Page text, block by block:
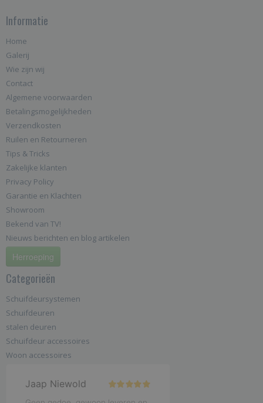
Informatie
Home
Galerij
Wie zijn wij
Contact
Algemene voorwaarden
Betalingsmogelijkheden
Verzendkosten
Ruilen en Retourneren
Tips & Tricks
Zakelijke klanten
Privacy Policy
Garantie en Klachten
Showroom
Bekend van TV!
Nieuws berichten en blog artikelen
Herroeping
Categorieën
Schuifdeursystemen
Schuifdeuren
stalen deuren
Schuifdeur accessoires
Woon accessoires